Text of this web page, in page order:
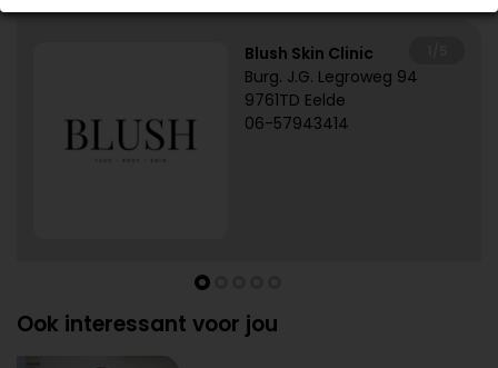
Blush Skin Clinic
Burg. J.G. Legroweg 94
9761TD Eelde
06-57943414
Ook interessant voor jou